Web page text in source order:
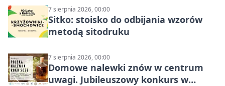
7 sierpnia 2026, 00:00
Sitko: stoisko do odbijania wzorów
metodą sitodruku
7 sierpnia 2026, 00:00
Domowe nalewki znów w centrum
uwagi. Jubileuszowy konkurs w